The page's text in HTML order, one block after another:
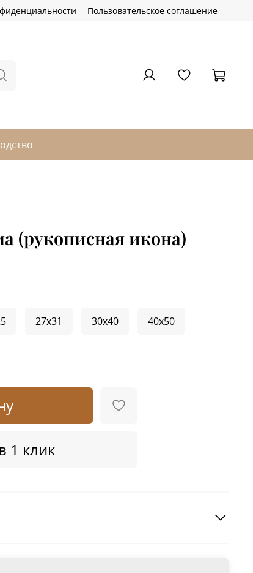
Пользовательское соглашение
(рукописная икона)
1 клик
27x31 30x40 40x50